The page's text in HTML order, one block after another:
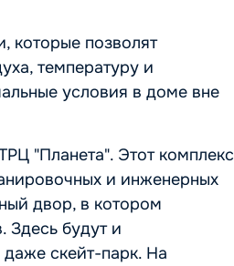
которые позволят
температуру и
условия в доме вне
"Планета". Этот комплекс
и инженерных
двор, в котором
Здесь будут и
скейт-парк. На